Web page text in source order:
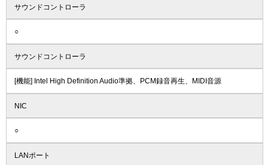
サウンドコントローラ
○
サウンドコントローラ
[機能] Intel High Definition Audio準拠、PCM録音再生、MIDI音源
NIC
○
LANポート